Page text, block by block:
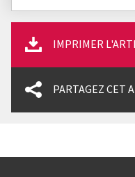
IMPRIMER
PARTAGEZ CET